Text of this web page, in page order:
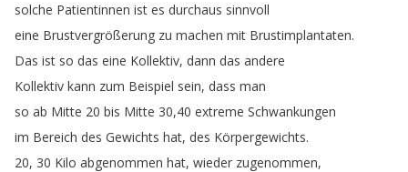
solche Patientinnen ist es durchaus sinnvoll
eine Brustvergrößerung zu machen mit Brustimplantaten.
Das ist so das eine Kollektiv, dann das andere
Kollektiv kann zum Beispiel sein, dass man
so ab Mitte 20 bis Mitte 30,40 extreme Schwankungen
im Bereich des Gewichts hat, des Körpergewichts.
20, 30 Kilo abgenommen hat, wieder zugenommen,